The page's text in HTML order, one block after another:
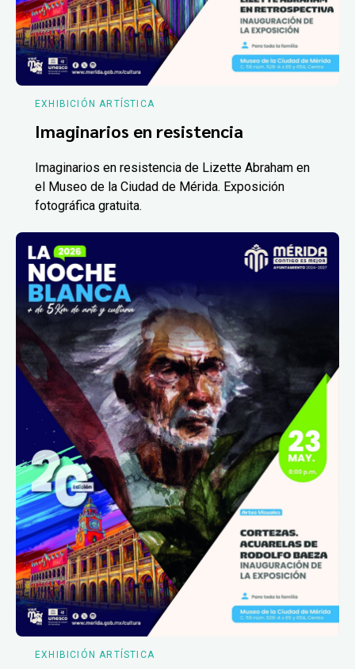
EXHIBICIÓN ARTÍSTICA
Imaginarios en resistencia
Imaginarios en resistencia de Lizette Abraham en
el Museo de la Ciudad de Mérida. Exposición
fotográfica gratuita.
EXHIBICIÓN ARTÍSTICA